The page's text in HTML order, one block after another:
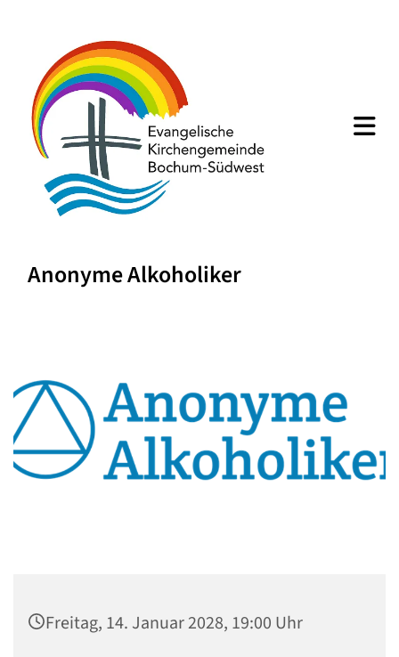
Anonyme Alkoholiker
Freitag, 14. Januar 2028, 19:00 Uhr